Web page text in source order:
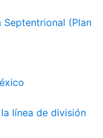
Septentrional (Plan
línea de división